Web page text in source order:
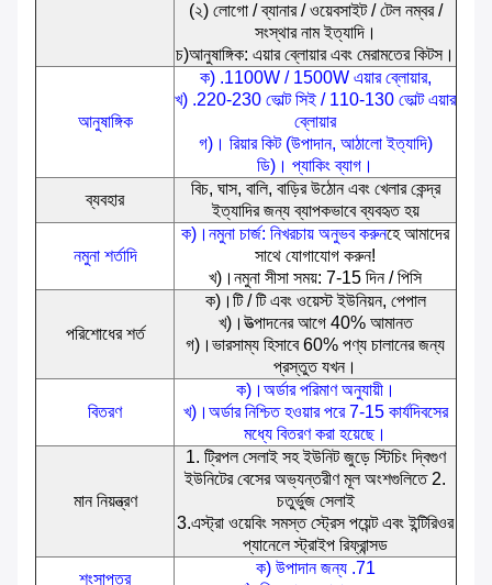
(২) লোগো / ব্যানার / ওয়েবসাইট / টেল নম্বর /
সংস্থার নাম ইত্যাদি।
চ)আনুষাঙ্গিক: এয়ার ব্লোয়ার এবং মেরামতের কিটস।
আনুষাঙ্গিক
ক) .1100W / 1500W এয়ার ব্লোয়ার,
খ) .220-230 ভোল্ট সিই / 110-130 ভোল্ট এয়ার
ব্লোয়ার
গ)। রিয়ার কিট (উপাদান, আঠালো ইত্যাদি)
ডি)। প্যাকিং ব্যাগ।
ব্যবহার
বিচ, ঘাস, বালি, বাড়ির উঠোন এবং খেলার কেন্দ্র
ইত্যাদির জন্য ব্যাপকভাবে ব্যবহৃত হয়
নমুনা শর্তাদি
ক)।নমুনা চার্জ: নিখরচায় অনুভব করুনহে আমাদের
সাথে যোগাযোগ করুন!
খ)।নমুনা সীসা সময়: 7-15 দিন / পিসি
পরিশোধের শর্ত
ক)।টি / টি এবং ওয়েস্ট ইউনিয়ন, পেপাল
খ)।উত্পাদনের আগে 40% আমানত
গ)।ভারসাম্য হিসাবে 60% পণ্য চালানের জন্য
প্রস্তুত যখন।
বিতরণ
ক)।অর্ডার পরিমাণ অনুযায়ী।
খ)।অর্ডার নিশ্চিত হওয়ার পরে 7-15 কার্যদিবসের
মধ্যে বিতরণ করা হয়েছে।
মান নিয়ন্ত্রণ
1. ট্রিপল সেলাই সহ ইউনিট জুড়ে স্টিচিং দ্বিগুণ
ইউনিটের বেসের অভ্যন্তরীণ মূল অংশগুলিতে 2.
চতুর্ভুজ সেলাই
3.এস্ট্রা ওয়েবিং সমস্ত স্ট্রেস পয়েন্ট এবং ইন্টিরিওর
প্যানেলে স্ট্রাইপ রিফ্রান্সড
শংসাপত্র
ক) উপাদান জন্য .71